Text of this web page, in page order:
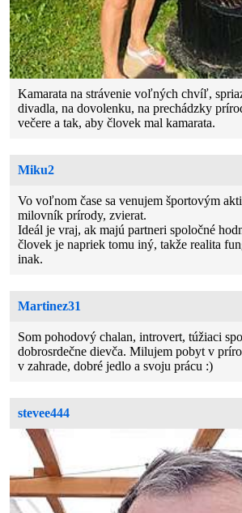
Kamarata na strávenie voľných chvíľ,
divadla, na dovolenku, na prechádzky
večere a tak, aby človek mal kamarata.
Miku2
Vo voľnom čase sa venujem športovým
milovník prírody, zvierat.
Ideál je vraj, ak majú partneri spoločné
človek je napriek tomu iný, takže realita
inak.
Martinez31
Som pohodový chalan, introvert, túžiaci
dobrosrdečne dievča. Milujem pobyt v
v zahrade, dobré jedlo a svoju prácu :)
stevee444